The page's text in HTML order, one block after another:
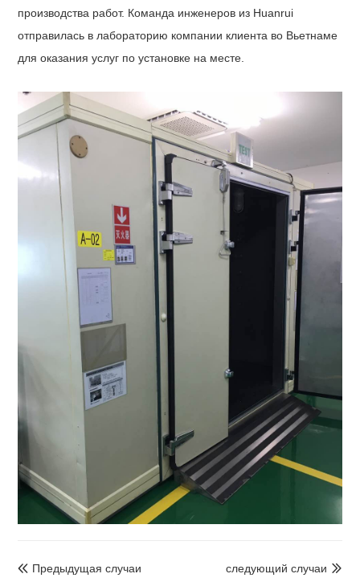
производства работ. Команда инженеров из Huanrui
отправилась в лабораторию компании клиента во Вьетнаме
для оказания услуг по установке на месте.
 Предыдущая случаи 
следующий случаи